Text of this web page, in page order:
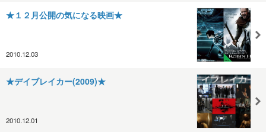
★１２月公開の気になる映画★
2010.12.03
★デイブレイカー(2009)★
2010.12.01